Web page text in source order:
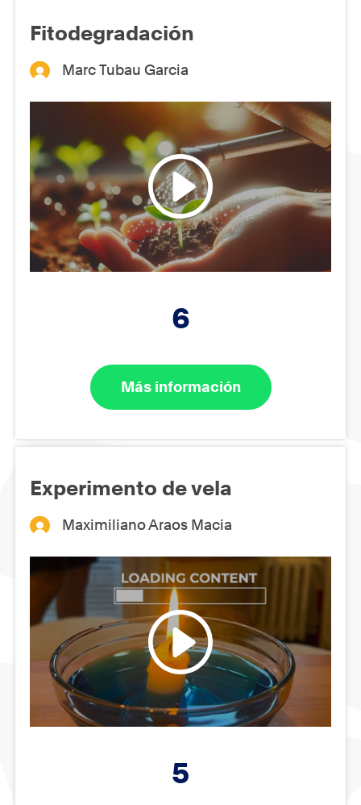
Fitodegradación
Marc Tubau Garcia
6
Más información
Experimento de vela
Maximiliano Araos Macia
5